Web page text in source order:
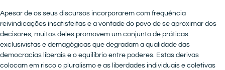
Apesar de os seus discursos incorporarem com frequência
reivindicações insatisfeitas e a vontade do povo de se aproximar dos
decisores, muitos deles promovem um conjunto de práticas
exclusivistas e demagógicas que degradam a qualidade das
democracias liberais e o equilíbrio entre poderes. Estas derivas
colocam em risco o pluralismo e as liberdades individuais e coletivas